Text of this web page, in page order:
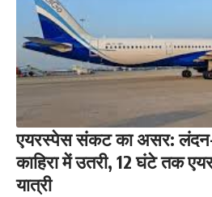
एयरस्पेस संकट का असर: लंदन-
काहिरा में उतरी, 12 घंटे तक
यात्री